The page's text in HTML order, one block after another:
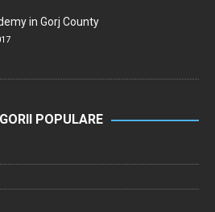
in Gorj County
POPULARE